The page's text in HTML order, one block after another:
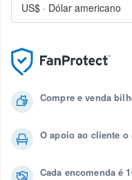
Compre e venda
O apoio ao cliente o
Cada encomenda é
US$ · Dólar americano